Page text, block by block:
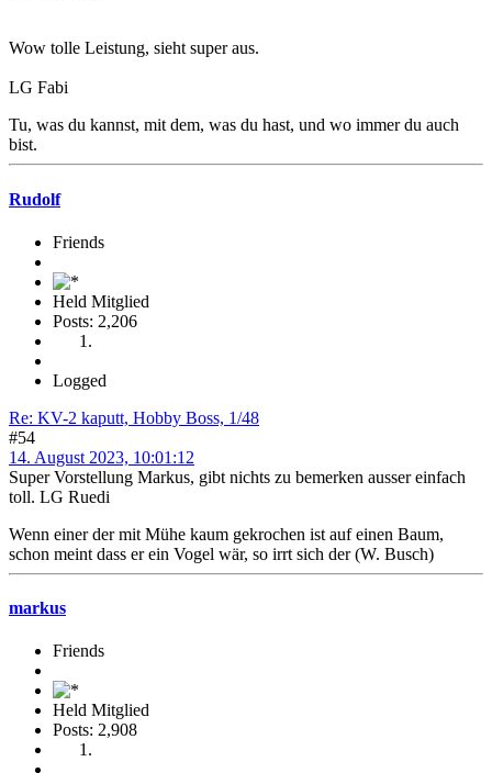
Wow tolle Leistung, sieht super aus.
LG Fabi
Tu, was du kannst, mit dem, was du hast, und wo immer du auch
bist.
Rudolf
Friends
Held Mitglied
Posts: 2,206
Logged
Re: KV-2 kaputt, Hobby Boss, 1/48
#54
14. August 2023, 10:01:12
Super Vorstellung Markus, gibt nichts zu bemerken ausser einfach
toll. LG Ruedi
Wenn einer der mit Mühe kaum gekrochen ist auf einen Baum,
schon meint dass er ein Vogel wär, so irrt sich der (W. Busch)
markus
Friends
Held Mitglied
Posts: 2,908